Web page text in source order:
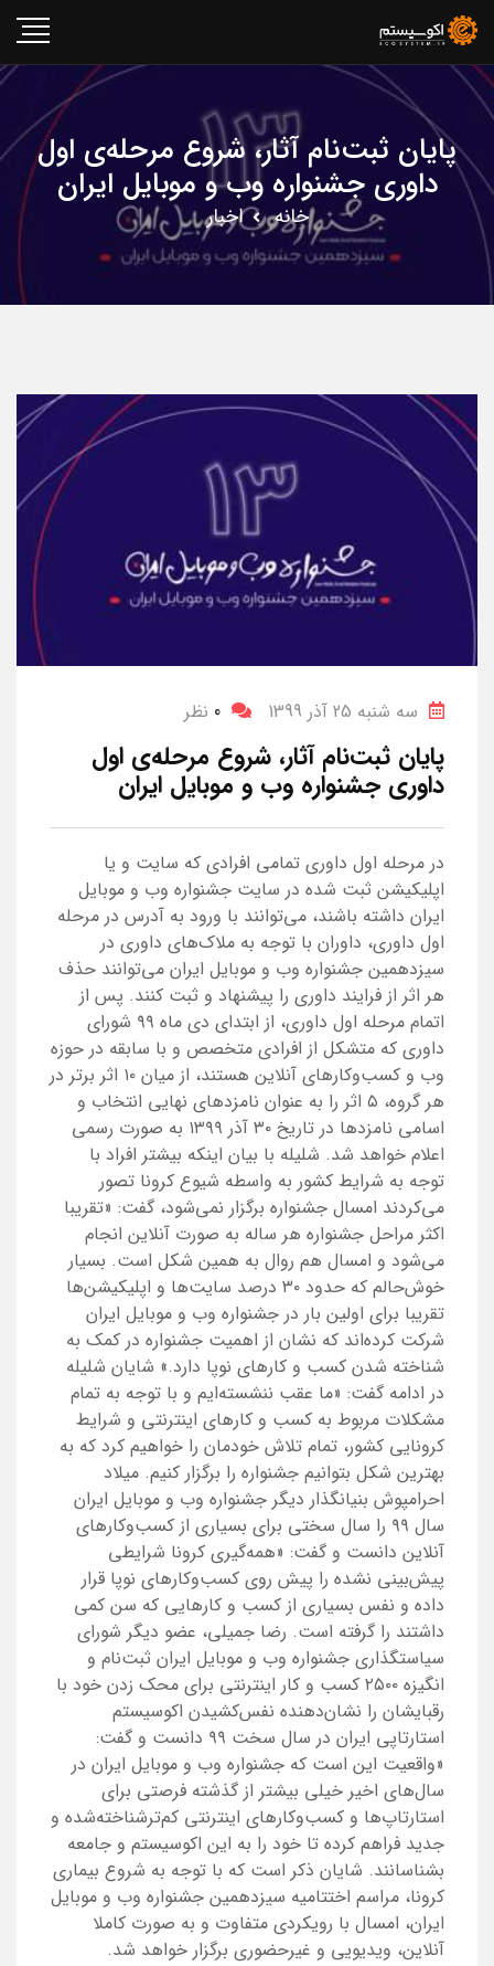
پایان ثبت‌نام آثار، شروع مرحله‌ی اول
داوری جشنواره وب و موبایل ایران
خانه اخبار
سه شنبه 25 آذر 1399 0 نظر
پایان ثبت‌نام آثار، شروع مرحله‌ی اول
داوری جشنواره وب و موبایل ایران
در مرحله اول داوری تمامی افرادی که سایت و یا
اپلیکیشن ثبت شده در سایت جشنواره وب و موبایل
ایران داشته باشند، می‌توانند با ورود به آدرس در مرحله
اول داوری، داوران با توجه به ملاک‌های داوری در
سیزدهمین جشنواره وب و موبایل ایران می‌توانند حذف
هر اثر از فرایند داوری را پیشنهاد و ثبت کنند. پس از
اتمام مرحله اول داوری، از ابتدای دی ماه ۹۹ شورای
داوری که متشکل از افرادی متخصص و با سابقه در حوزه
وب و کسب‌وکارهای آنلاین هستند، از میان ۱۰ اثر برتر در
هر گروه، ۵ اثر را به عنوان نامزدهای نهایی انتخاب و
اسامی نامزدها در تاریخ ۳۰ آذر ۱۳۹۹ به صورت رسمی
اعلام خواهد شد. شلیله با بیان اینکه بیشتر افراد با
توجه به شرایط کشور به واسطه شیوع کرونا تصور
می‌کردند امسال جشنواره برگزار نمی‌شود، گفت: «تقریبا
اکثر مراحل جشنواره هر ساله به صورت آنلاین انجام
می‌شود و امسال هم روال به همین شکل است. بسیار
خوش‌حالم که حدود ۳۰ درصد سایت‌ها و اپلیکیشن‌ها
تقریبا برای اولین بار در جشنواره وب و موبایل ایران
شرکت کرده‌اند که نشان از اهمیت جشنواره در کمک به
شناخته شدن کسب و کار‌های نوپا دارد.» شایان شلیله
در ادامه گفت: «ما عقب ننشسته‌ایم و با توجه به تمام
مشکلات مربوط به کسب و کارهای اینترنتی و شرایط
کرونایی کشور، تمام تلاش خودمان را خواهیم کرد که به
بهترین شکل بتوانیم جشنواره را برگزار کنیم. میلاد
احرامپوش بنیانگذار دیگر جشنواره وب و موبایل ایران
سال ۹۹ را سال سختی برای بسیاری از کسب‌وکارهای
آنلاین دانست و گفت: «همه‌گیری کرونا شرایطی
پیش‌بینی نشده را پیش روی کسب‌وکارهای نوپا قرار
داده و نفس بسیاری از کسب و کارهایی که سن کمی
داشتند را گرفته است. رضا جمیلی، عضو دیگر شورای
سیاستگذاری جشنواره وب و موبایل ایران ثبت‌نام و
انگیزه ۲۵۰۰ کسب و کار اینترنتی برای محک زدن خود با
رقبایشان را نشان‌دهنده نفس‌کشیدن اکوسیستم
استارتاپی ایران در سال سخت ۹۹ دانست و گفت:
«واقعیت این است که جشنواره وب و موبایل ایران در
سال‌های اخیر خیلی بیشتر از گذشته فرصتی برای
استارتاپ‌ها و کسب‌وکارهای اینترنتی کم‌ترشناخته‌شده و
جدید فراهم کرده تا خود را به این اکوسیستم و جامعه
بشناسانند. شایان ذکر است که با توجه به شروع بیماری
کرونا، مراسم اختتامیه سیزدهمین جشنواره وب و موبایل
ایران، امسال با رویکردی متفاوت و به صورت کاملا
آنلاین، ویدیویی و غیرحضوری برگزار خواهد شد.